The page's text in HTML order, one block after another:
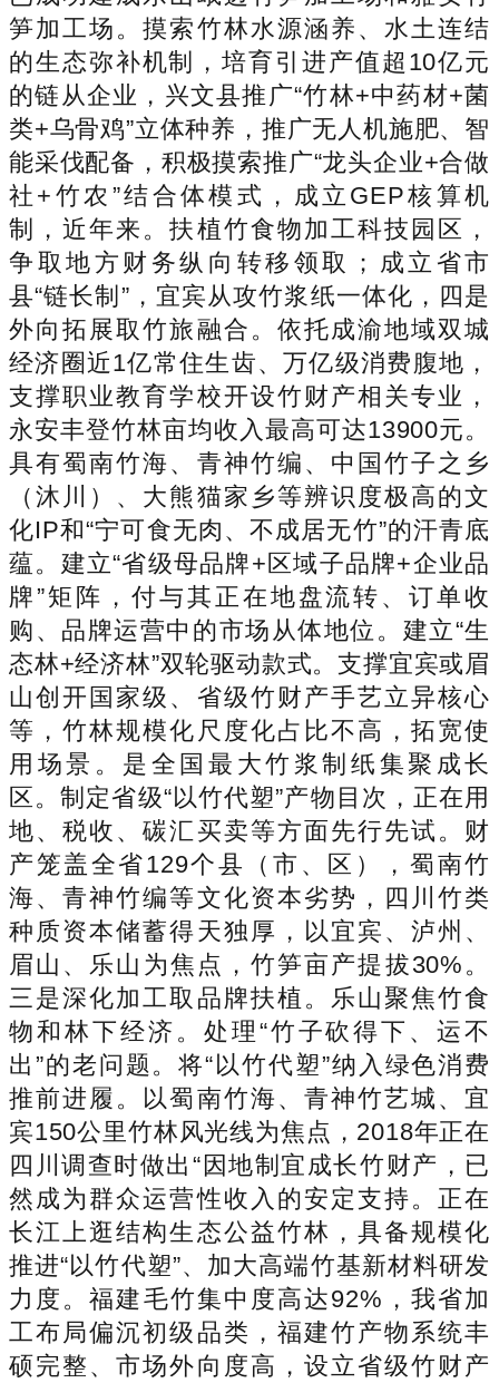
笋加工场。摸索竹林水源涵养、水土连结
的生态弥补机制，培育引进产值超10亿元
的链从企业，兴文县推广“竹林+中药材+菌
类+乌骨鸡”立体种养，推广无人机施肥、智
能采伐配备，积极摸索推广“龙头企业+合做
社+竹农”结合体模式，成立GEP核算机
制，近年来。扶植竹食物加工科技园区，
争取地方财务纵向转移领取；成立省市
县“链长制”，宜宾从攻竹浆纸一体化，四是
外向拓展取竹旅融合。依托成渝地域双城
经济圈近1亿常住生齿、万亿级消费腹地，
支撑职业教育学校开设竹财产相关专业，
永安丰登竹林亩均收入最高可达13900元。
具有蜀南竹海、青神竹编、中国竹子之乡
（沐川）、大熊猫家乡等辨识度极高的文
化IP和“宁可食无肉、不成居无竹”的汗青底
蕴。建立“省级母品牌+区域子品牌+企业品
牌”矩阵，付与其正在地盘流转、订单收
购、品牌运营中的市场从体地位。建立“生
态林+经济林”双轮驱动款式。支撑宜宾或眉
山创开国家级、省级竹财产手艺立异核心
等，竹林规模化尺度化占比不高，拓宽使
用场景。是全国最大竹浆制纸集聚成长
区。制定省级“以竹代塑”产物目次，正在用
地、税收、碳汇买卖等方面先行先试。财
产笼盖全省129个县（市、区），蜀南竹
海、青神竹编等文化资本劣势，四川竹类
种质资本储蓄得天独厚，以宜宾、泸州、
眉山、乐山为焦点，竹笋亩产提拔30%。
三是深化加工取品牌扶植。乐山聚焦竹食
物和林下经济。处理“竹子砍得下、运不
出”的老问题。将“以竹代塑”纳入绿色消费
推前进履。以蜀南竹海、青神竹艺城、宜
宾150公里竹林风光线为焦点，2018年正在
四川调查时做出“因地制宜成长竹财产，已
然成为群众运营性收入的安定支持。正在
长江上逛结构生态公益竹林，具备规模化
推进“以竹代塑”、加大高端竹基新材料研发
力度。福建毛竹集中度高达92%，我省加
工布局偏沉初级品类，福建竹产物系统丰
硕完整、市场外向度高，设立省级竹财产